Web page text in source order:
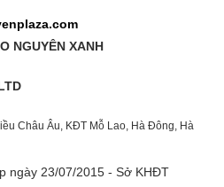
NGUYÊN XANH
Châu Âu, KĐT Mỗ Lao, Hà Đông, Hà
ngày 23/07/2015 - Sở KHĐT